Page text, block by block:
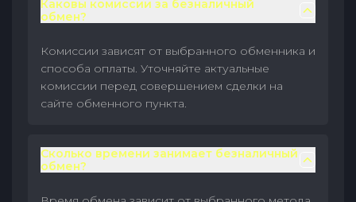
Каковы комиссии за безналичный
обмен?
Комиссии зависят от выбранного обменника и
способа оплаты. Уточняйте актуальные
комиссии перед совершением сделки на
сайте обменного пункта.
Сколько времени занимает безналичный
обмен?